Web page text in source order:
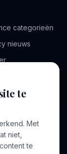
categorieën
nieuws
te
Met
niet,
te